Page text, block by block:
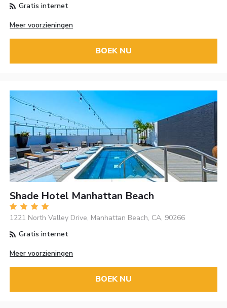
Gratis internet
Meer voorzieningen
BOEK NU
Shade Hotel Manhattan Beach
1221 North Valley Drive, Manhattan Beach, CA, 90266
Gratis internet
Meer voorzieningen
BOEK NU